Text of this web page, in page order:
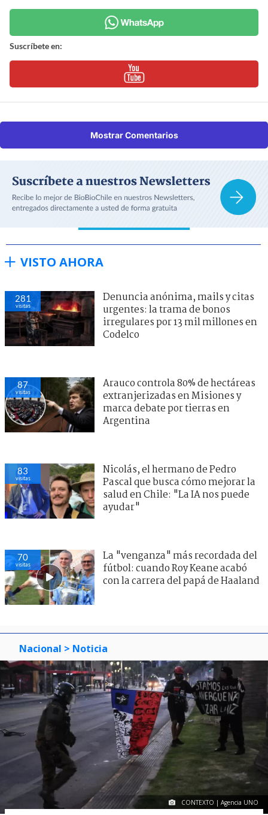
Suscríbete en:
Mostrar Comentarios
VISTO AHORA
281
visitas
Denuncia anónima, mails y citas
urgentes: la trama de bonos
irregulares por 13 mil millones en
Codelco
87
visitas
Arauco controla 80% de hectáreas
extranjerizadas en Misiones y
marca debate por tierras en
Argentina
83
visitas
Nicolás, el hermano de Pedro
Pascal que busca cómo mejorar la
salud en Chile: "La IA nos puede
ayudar"
70
visitas
La "venganza" más recordada del
fútbol: cuando Roy Keane acabó
con la carrera del papá de Haaland
Nacional > Noticia
CONTEXTO | Agencia UNO